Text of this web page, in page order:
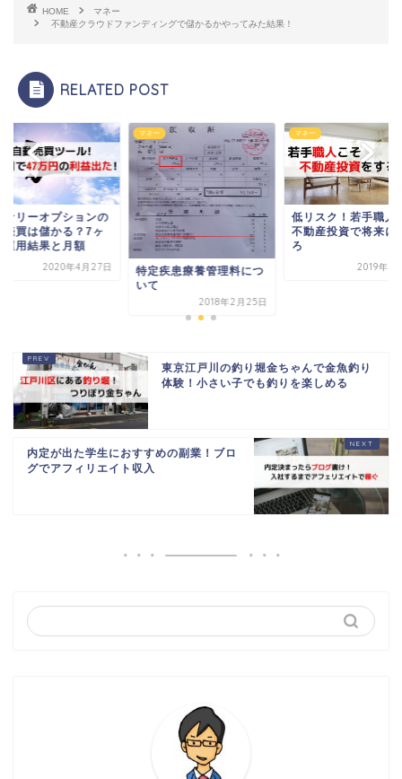
HOME
マネー
不動産クラウドファンディングで儲かるかやってみた結果！
RELATED POST
定疾患療養管理料につ
マネー
低リスク！若手職人こそ
不動産投資で将来に備え
ろ
2019年3月14日
マネー
バイナリーオプ
自動売買は儲か
2020
東京江戸川の釣り堀金ちゃんで金魚釣り
体験！小さい子でも釣りを楽しめる
内定が出た学生におすすめの副業！ブロ
グでアフィリエイト収入